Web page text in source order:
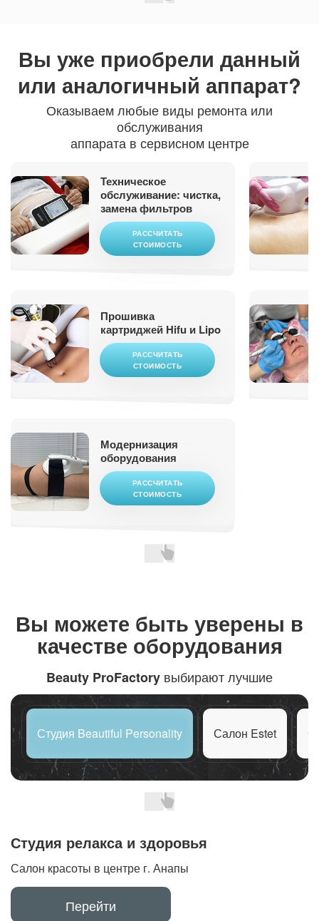
Вы уже приобрели данный
или аналогичный аппарат?
Оказываем любые виды ремонта или
обслуживания
аппарата в сервисном центре
Техническое
обслуживание: чистка,
замена фильтров
РАССЧИТАТЬ
СТОИМОСТЬ
Прошивка
картриджей Hifu и Lipo
РАССЧИТАТЬ
СТОИМОСТЬ
Модернизация
оборудования
РАССЧИТАТЬ
СТОИМОСТЬ
Вы можете быть уверены в
качестве оборудования
Beauty ProFactory выбирают лучшие
Студия Beautiful Personality Салон Estet
Студия релакса и здоровья
Салон красоты в центре г. Анапы
Перейти